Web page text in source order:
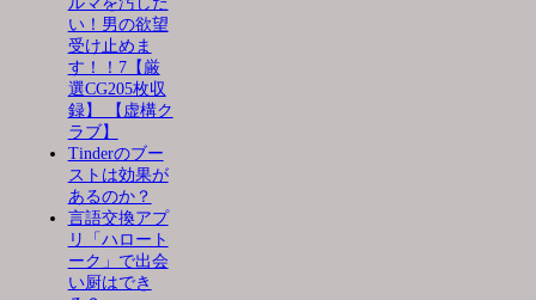
い！男の欲望
受け止めま
す！！7【厳
選CG205枚収
録】 【虚構ク
ラブ】
Tinderのブー
ストは効果が
あるのか？
言語交換アプ
リ「ハロート
ーク」で出会
い厨はでき